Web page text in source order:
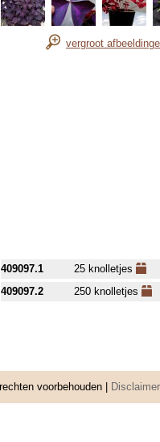
vergroot
409097.1
25 knolletjes
409097.2
250 knolletjes
voorbehouden | Disclaimer